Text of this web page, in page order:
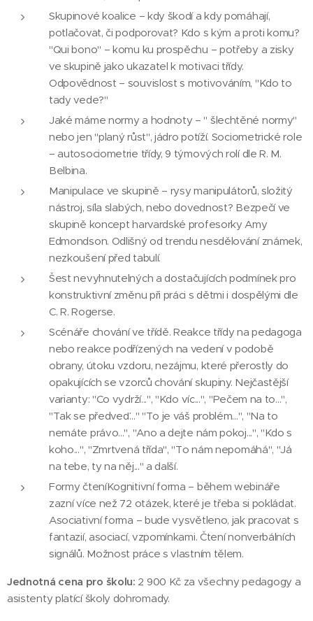
Skupinové koalice – kdy škodí a kdy pomáhají,
potlačovat, či podporovat? Kdo s kým a proti komu?
"Qui bono" – komu ku prospěchu – potřeby a zisky
ve skupině jako ukazatel k motivaci třídy.
Odpovědnost – souvislost s motivováním, "Kdo to
tady vede?"
Jaké máme normy a hodnoty – " šlechtěné normy"
nebo jen "planý růst", jádro potíží. Sociometrické role
– autosociometrie třídy, 9 týmových rolí dle R. M.
Belbina.
Manipulace ve skupině – rysy manipulátorů, složitý
nástroj, síla slabých, nebo dovednost? Bezpečí ve
skupině koncept harvardské profesorky Amy
Edmondson. Odlišný od trendu nesdělování známek,
nezkoušení před tabulí.
Šest nevyhnutelných a dostačujících podmínek pro
konstruktivní změnu při práci s dětmi i dospělými dle
C. R. Rogerse.
Scénáře chování ve třídě. Reakce třídy na pedagoga
nebo reakce podřízených na vedení v podobě
obrany, útoku vzdoru, nezájmu, které přerostly do
opakujících se vzorců chování skupiny. Nejčastější
varianty: "Co vydrží...", "Kdo víc...", "Pečem na to...",
"Tak se předveď..." "To je váš problém...", "Na to
nemáte právo...", "Ano a dejte nám pokoj...", "Kdo s
koho...", "Zmrtvená třída", "To nám nepomáhá", "Já
na tebe, ty na něj..." a další.
Formy čteníKognitivní forma – během webináře
zazní více než 72 otázek, které je třeba si pokládat.
Asociativní forma – bude vysvětleno, jak pracovat s
fantazií, asociací, vzpomínkami. Čtení nonverbálních
signálů. Možnost práce s vlastním tělem.
Jednotná cena pro školu: 2 900 Kč za všechny pedagogy a
asistenty platící školy dohromady.